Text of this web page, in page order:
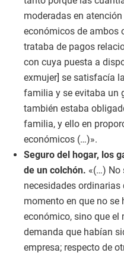
moderadas en
económicos de ambos
trataba de pagos
con cuya puesta a
exmujer] se satisfacía
familia y se evitaba un
también estaba
familia, y ello en
económicos (…)».
Seguro del hogar, los
de un colchón. «(…) No
necesidades
momento en que no se
económico, sino que el
demanda que habían
empresa; respecto de